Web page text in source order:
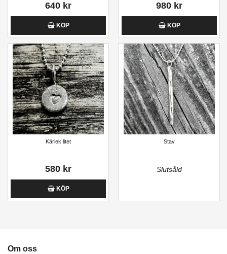
640 kr
KÖP
980 kr
KÖP
Kärlek litet
580 kr
KÖP
Stav
Slutsåld
Om oss